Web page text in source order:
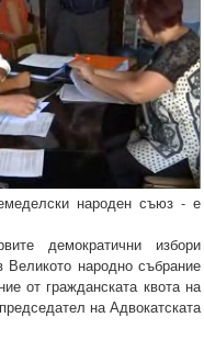
народен съюз - е
демократични избори
народно събрание
от гражданската квота на
на Адвокатската